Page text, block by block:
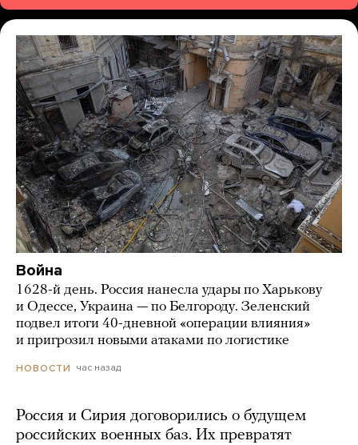
Война
1628-й день. Россия нанесла удары по Харькову
и Одессе, Украина — по Белгороду. Зеленский
подвел итоги 40-дневной «операции влияния»
и пригрозил новыми атаками по логистике
НОВОСТИ час назад
Россия и Сирия договорились о будущем
российских военных баз. Их превратят